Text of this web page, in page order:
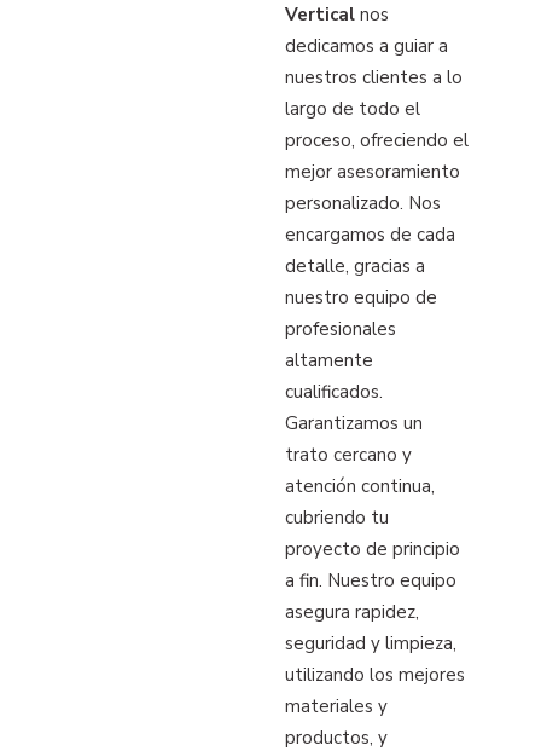
Verticalnos
dedicamos a guiar a
nuestros clientes a lo
largo de todo el
proceso, ofreciendo el
mejor asesoramiento
personalizado. Nos
encargamos de cada
detalle, gracias a
nuestro equipo de
profesionales
altamente
cualificados.
Garantizamos un
trato cercano y
atención continua,
cubriendo tu
proyecto de principio
a fin. Nuestro equipo
asegura rapidez,
seguridad y limpieza,
utilizando los mejores
materiales y
productos, y